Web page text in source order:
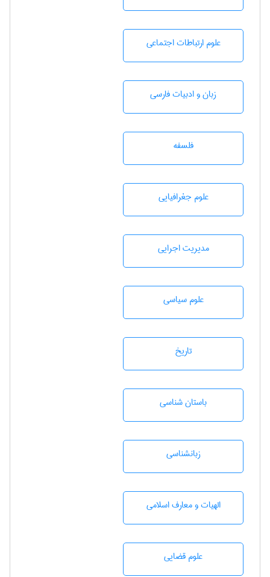
علوم ارتباطات اجتماعی
زبان و ادبيات فارسی
فلسفه
علوم جغرافيايی
مديريت اجرايی
علوم سياسی
تاريخ
باستان شناسی
زبانشناسی
الهیات و معارف اسلامی
علوم قضایی